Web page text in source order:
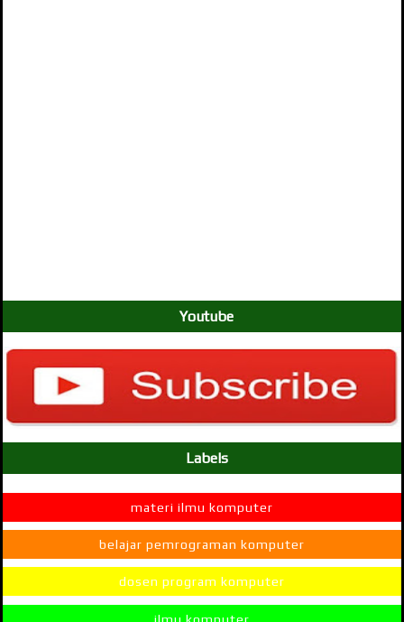
Youtube
Labels
materi ilmu komputer
belajar pemrograman komputer
dosen program komputer
ilmu komputer